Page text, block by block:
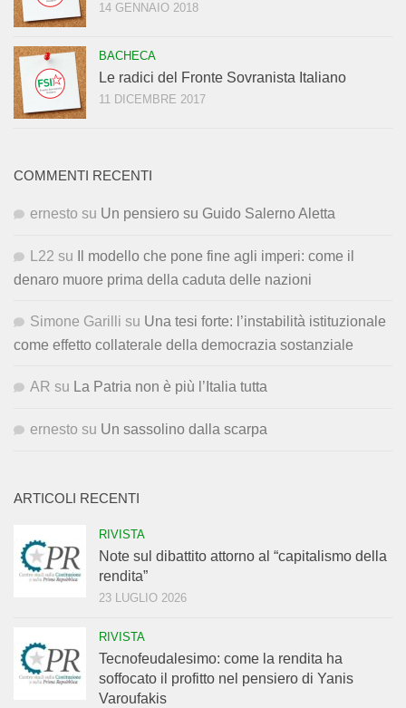
14 GENNAIO 2018
BACHECA
Le radici del Fronte Sovranista Italiano
11 DICEMBRE 2017
COMMENTI RECENTI
ernesto su Un pensiero su Guido Salerno Aletta
L22 su
Il modello che pone fine agli imperi: come il
denaro muore prima della caduta delle nazioni
Simone Garilli su Una tesi forte: l’instabilità istituzionale
come effetto collaterale della democrazia sostanziale
AR su La Patria non è più l’Italia tutta
ernesto su Un sassolino dalla scarpa
ARTICOLI RECENTI
RIVISTA
Note sul dibattito attorno al “capitalismo della
rendita”
23 LUGLIO 2026
RIVISTA
Tecnofeudalesimo: come la rendita ha
soffocato il profitto nel pensiero di Yanis
Varoufakis